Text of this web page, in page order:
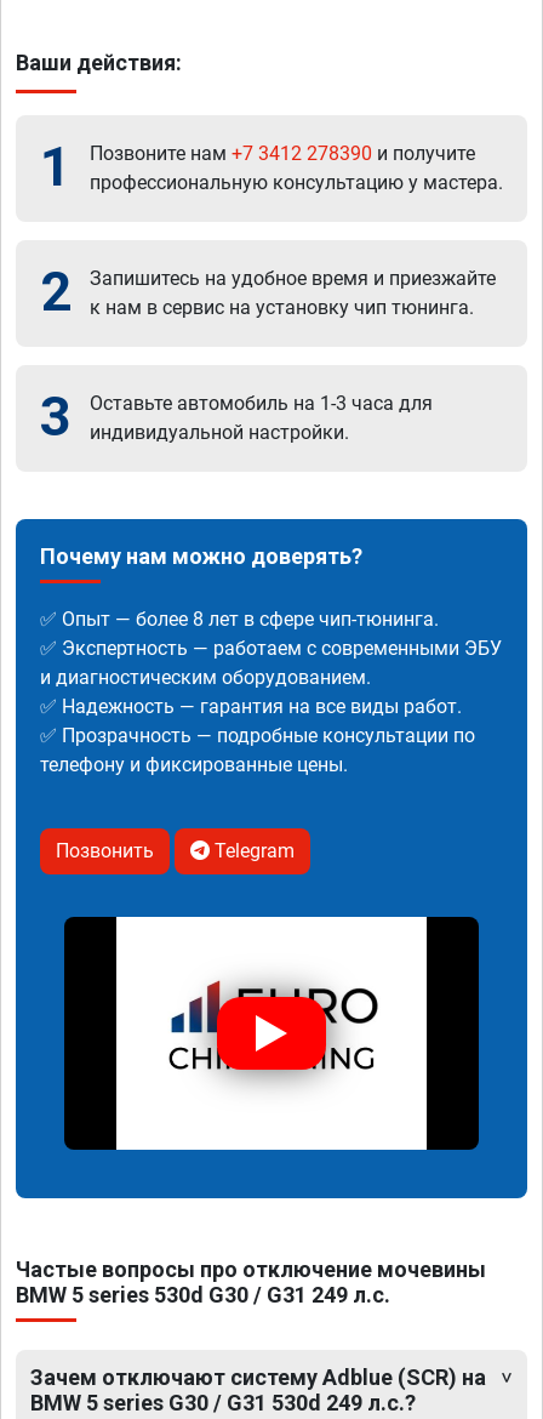
Ваши действия:
1 Позвоните нам +7 3412 278390 и получите
профессиональную консультацию у мастера.
2
Запишитесь на удобное время и приезжайте
к нам в сервис на установку чип тюнинга.
3
Оставьте автомобиль на 1-3 часа для
индивидуальной настройки.
Почему нам можно доверять?
✅ Опыт — более 8 лет в сфере чип-тюнинга.
✅ Экспертность — работаем с современными ЭБУ
и диагностическим оборудованием.
✅ Надежность — гарантия на все виды работ.
✅ Прозрачность — подробные консультации по
телефону и фиксированные цены.
Позвонить Telegram
Частые вопросы про отключение мочевины
BMW 5 series 530d G30 / G31 249 л.с.
Зачем отключают систему Adblue (SCR) на
BMW 5 series G30 / G31 530d 249 л.с.?